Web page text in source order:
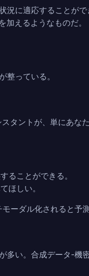
に適応することが
えるようなものだ。
っている。
タントが、単にあな
ることができる。
ほしい。
ーダル化されると予測
い。合成データ-機